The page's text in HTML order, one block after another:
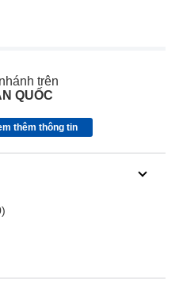
trên
QUỐC
thêm thông tin